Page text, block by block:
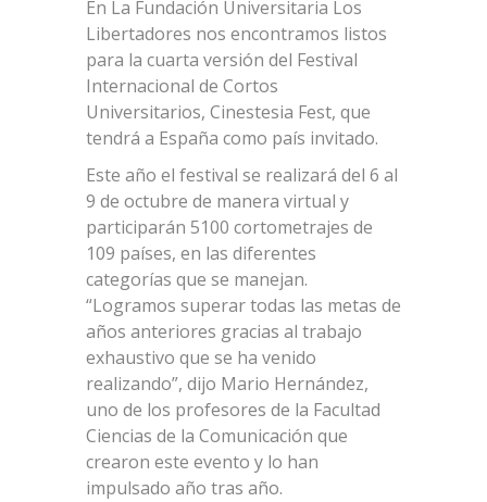
En La Fundación Universitaria Los
Libertadores nos encontramos listos
para la cuarta versión del Festival
Internacional de Cortos
Universitarios, Cinestesia Fest, que
tendrá a España como país invitado.
Este año el festival se realizará del 6 al
9 de octubre de manera virtual y
participarán 5100 cortometrajes de
109 países, en las diferentes
categorías que se manejan.
“Logramos superar todas las metas de
años anteriores gracias al trabajo
exhaustivo que se ha venido
realizando”, dijo Mario Hernández,
uno de los profesores de la Facultad
Ciencias de la Comunicación que
crearon este evento y lo han
impulsado año tras año.